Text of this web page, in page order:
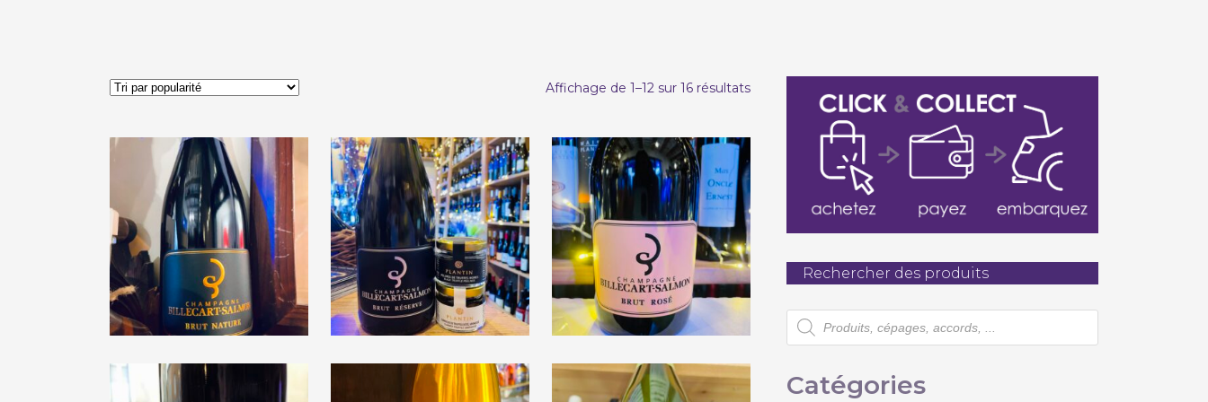
Affichage de 1–12 sur 16 résultatsTrié
popularité
Billecart-Salmon
« Brut Nature »
€51,00
Billecart-Salmon
« Brut Réserve »
€48,00
Billecart-Salmon
« Brut Rosé »
€69,00
Rechercher des produits
Recherche
de
produits
Catégories